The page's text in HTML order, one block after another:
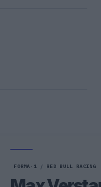
FORMA-1 / RED BULL RACING